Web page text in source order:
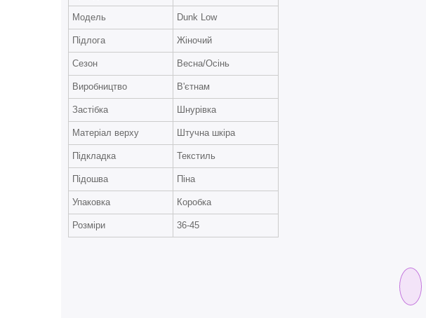
Модель Dunk Low
Підлога Жіночий
Сезон Весна/Осінь
Виробництво В'єтнам
Застібка Шнурівка
Матеріал верху Штучна шкіра
Підкладка Текстиль
Підошва Піна
Упаковка Коробка
Розміри 36-45